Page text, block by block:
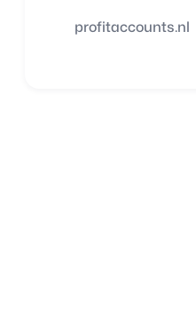
profitaccounts.nl